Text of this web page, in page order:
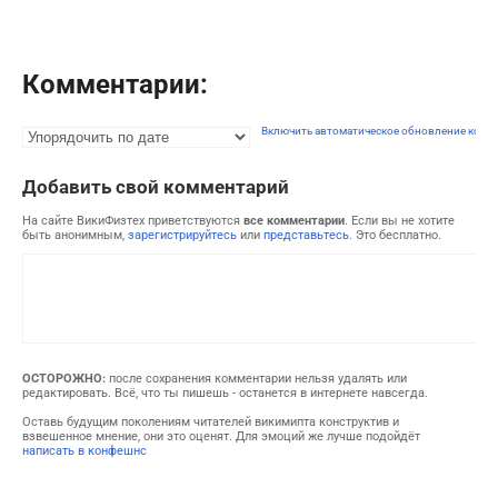
Комментарии:
Включить автоматическое обновление
Добавить свой комментарий
На сайте ВикиФизтех приветствуются все комментарии. Если вы не хотите
быть анонимным, зарегистрируйтесь или представьтесь. Это бесплатно.
ОСТОРОЖНО: после сохранения комментарии нельзя удалять или
редактировать. Всё, что ты пишешь - останется в интернете навсегда.
Оставь будущим поколениям читателей викимипта конструктив и
взвешенное мнение, они это оценят. Для эмоций же лучше подойдёт
написать в конфешнс